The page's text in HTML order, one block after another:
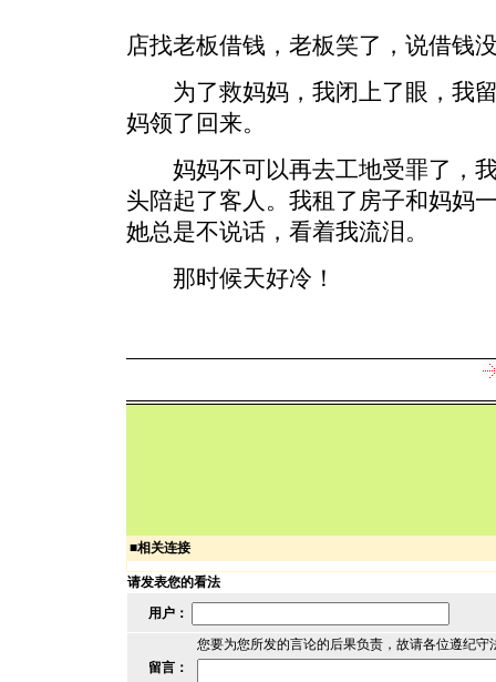
店找老板借钱，老板笑了，说借钱
为了救妈妈，我闭上了眼，我留
妈领了回来。
妈妈不可以再去工地受罪了，我
头陪起了客人。我租了房子和妈妈
她总是不说话，看着我流泪。
那时候天好冷！
■相关连接
请发表您的看法
用户：
您要为您所发的言论的后果负责，故请各位遵纪守
留言：